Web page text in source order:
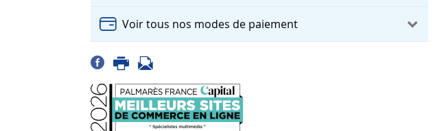
Voir tous nos modes de paiement